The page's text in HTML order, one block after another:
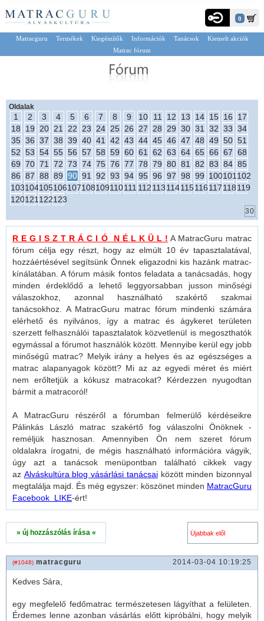
0
Matracguru Termékek Kiegészítők Információk Tanácsok
Kiemelt akciók
Matrac fórum
Oldalak
1 2 3 4 5 6 7 8 9 10 11 12 13 14 15 16
17
18
19 20 21 22 23 24 25 26 27 28 29 30 31 32 33 34
35 36 37 38 39 40 41 42 43 44 45 46 47 48 49 50 51
52 53 54 55 56 57 58 59 60 61 62 63 64 65 66 67 68
69 70 71 72 73 74 75 76 77 78 79 80 81 82 83 84 85
86 87 88 89 90 91 92 93 94 95 96 97 98 99 100101 102
103104105106107108109110111 112113114115116117118119
120121 122123
R E G I S Z T R Á C I Ó N É L K Ü L ! A MatracGuru matrac
fórum célja egy részt, hogy az elmúlt 10 év tapasztalatával,
hozzáértésével segítsünk Önnek eligazodni kis hazánk matrac-
kínálatában. A fórum másik fontos feladata a tanácsadás, hogy
minden érdeklődő a lehető leggyorsabban jusson minőségi
válaszokhoz, azonnal használható szakértő szakmai
tanácsokhoz. A MatracGuru matrac fórum mindenki számára
elérhető és nyilvános, így a matrac és ágykeret területen
szerzett felhasználói tapasztalatok közvetlenül is megoszthatók
egymással a fórumot használók között. Mennyibe kerül egy jobb
minőségű matrac? Melyik irány a helyes és az egészséges a
matrac alapanyagok között? Mi az az egyedi méret és miért
nem erőltetjük a kókusz matracokat? Kérdezzen nyugodtan
bármit a matracoról!
A MatracGuru részéről a fórumban felmerülő kérdéseikre
Pálinkás László matrac szakértő fog válaszolni Önöknek -
reméljük hasznosan. Amennyiben Ön nem szeret fórum
oldalakra írogatni, de mégis használható információra vágyik,
úgy azt a tanácsok menüpontban található cikkek vagy
az Alváskultúra blog vásárlási tanácsaiközött minden bizonnyal
megtalálja majd. És még egyszer: köszönet minden MatracGuru
Facebook LIKE-ért!
» új hozzászólás írása «
(#1048) matracguru 2014-03-04 10:19:25
Kedves Sára,
egy megfelelő fedőmatractermészetesen lágyíthat a felületen.
Érdemes lenne azonban vásárlás előtt kipróbálni, hogy melyik